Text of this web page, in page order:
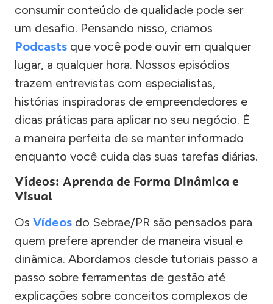
consumir conteúdo de qualidade pode ser
um desafio. Pensando nisso, criamos
Podcasts que você pode ouvir em qualquer
lugar, a qualquer hora. Nossos episódios
trazem entrevistas com especialistas,
histórias inspiradoras de empreendedores e
dicas práticas para aplicar no seu negócio. É
a maneira perfeita de se manter informado
enquanto você cuida das suas tarefas diárias.
Vídeos: Aprenda de Forma Dinâmica e
Visual
Os Vídeos do Sebrae/PR são pensados para
quem prefere aprender de maneira visual e
dinâmica. Abordamos desde tutoriais passo a
passo sobre ferramentas de gestão até
explicações sobre conceitos complexos de